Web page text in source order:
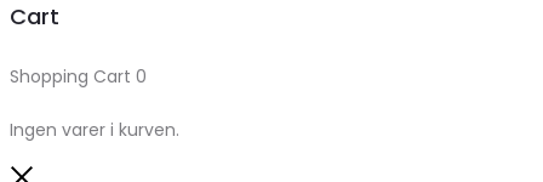
Cart
Shopping Cart 0
Ingen varer i kurven.